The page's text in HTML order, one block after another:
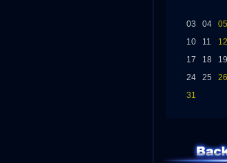
03
04 05
10
11 12
17
18 19
24
25 26
31